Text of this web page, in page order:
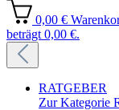
0,00 €
beträgt 0,00 €.
RATGEBER
Zur Kategorie